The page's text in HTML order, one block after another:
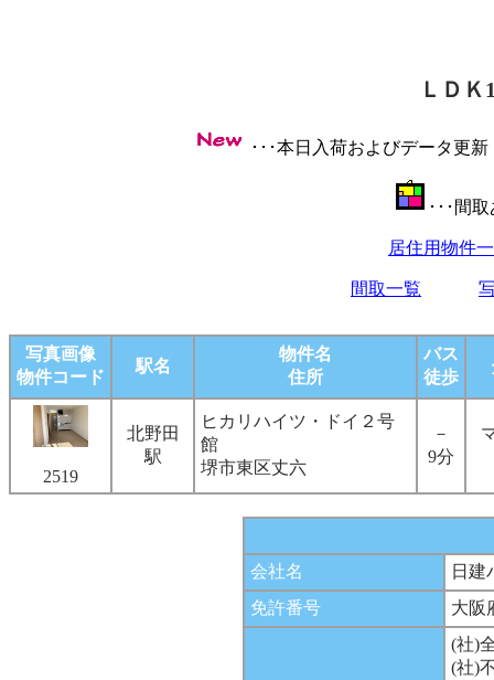
ＬＤ
･･･本日入荷およびデータ
･･･間
居住用物件
間取一覧
写真画像
物件コード
駅名
物件名
住所
バス
徒歩
2519
北野田
駅
ヒカリハイツ・ドイ２号
館
堺市東区丈六
－
9分
会社名
日建
免許番号
大阪
(社)
(社)